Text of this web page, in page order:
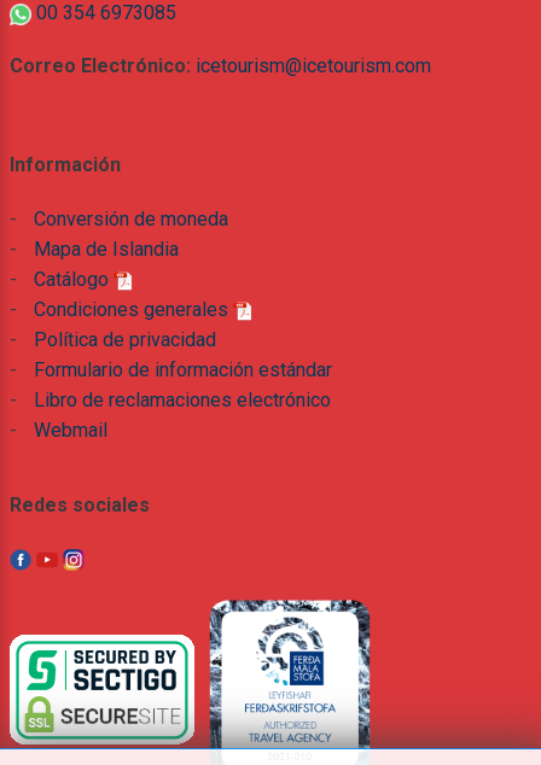
00 354 6973085
Correo Electrónico: icetourism@icetourism.com
Información
-
Conversión de moneda
-
Mapa de Islandia
-
Catálogo
-
Condiciones generales
-
Política de privacidad
-
Formulario de información estándar
-
Libro de reclamaciones electrónico
-
Webmail
Redes sociales